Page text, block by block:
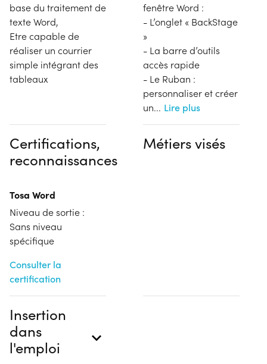
base du traitement de
texte Word,
Etre capable de
réaliser un courrier
simple intégrant des
tableaux
fenêtre Word :
- L’onglet « BackStage
»
- La barre d’outils
accès rapide
- Le Ruban :
personnaliser et créer
un... Lire plus
Certifications,
reconnaissances
Tosa Word
Niveau de sortie :
Sans niveau
spécifique
Consulter la
certification
Métiers visés
Insertion
dans
l'emploi